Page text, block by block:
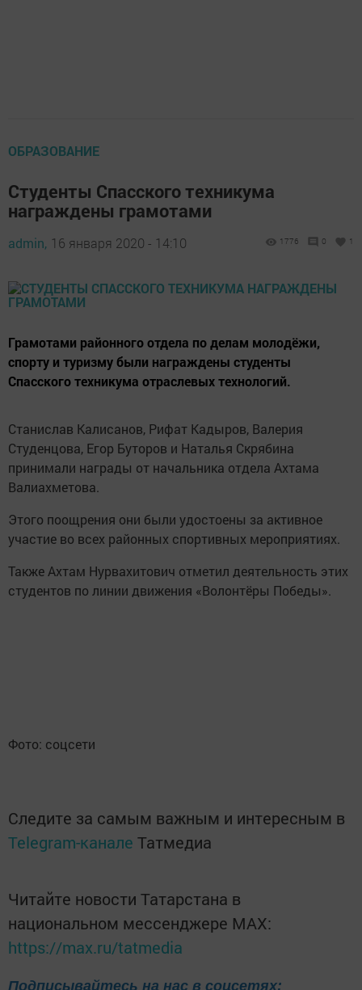
ОБРАЗОВАНИЕ
Студенты Спасского техникума
награждены грамотами
admin, 16 января 2020 - 14:10 1776 0 1
Грамотами районного отдела по делам молодёжи,
спорту и туризму были награждены студенты
Спасского техникума отраслевых технологий.
Станислав Калисанов, Рифат Кадыров, Валерия
Студенцова, Егор Буторов и Наталья Скрябина
принимали награды от начальника отдела Ахтама
Валиахметова.
Этого поощрения они были удостоены за активное
участие во всех районных спортивных мероприятиях.
Также Ахтам Нурвахитович отметил деятельность этих
студентов по линии движения «Волонтёры Победы».
Фото: соцсети
Следите за самым важным и интересным в
Telegram-канале Татмедиа
Читайте новости Татарстана в
национальном мессенджере MАХ:
https://max.ru/tatmedia
Подписывайтесь на нас в соцсетях: